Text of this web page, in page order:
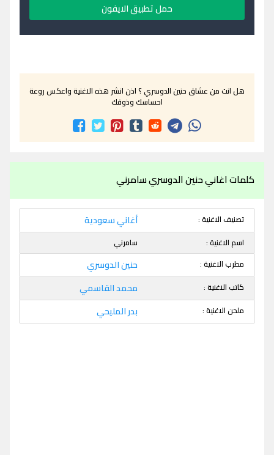
حمل تطبيق الايفون
هل انت من عشاق حنين الدوسري ؟ اذن انشر هذه الاغنية واعكس روعة
احساسك وذوقك
كلمات اغاني حنين الدوسري سامرني
تصنيف الاغنية : أغاني سعودية
اسم الاغنية :
سامرني
مطرب الاغنية :
حنين الدوسري
كاتب الاغنية : محمد القاسمي
ملحن الاغنية : بدر المليحي